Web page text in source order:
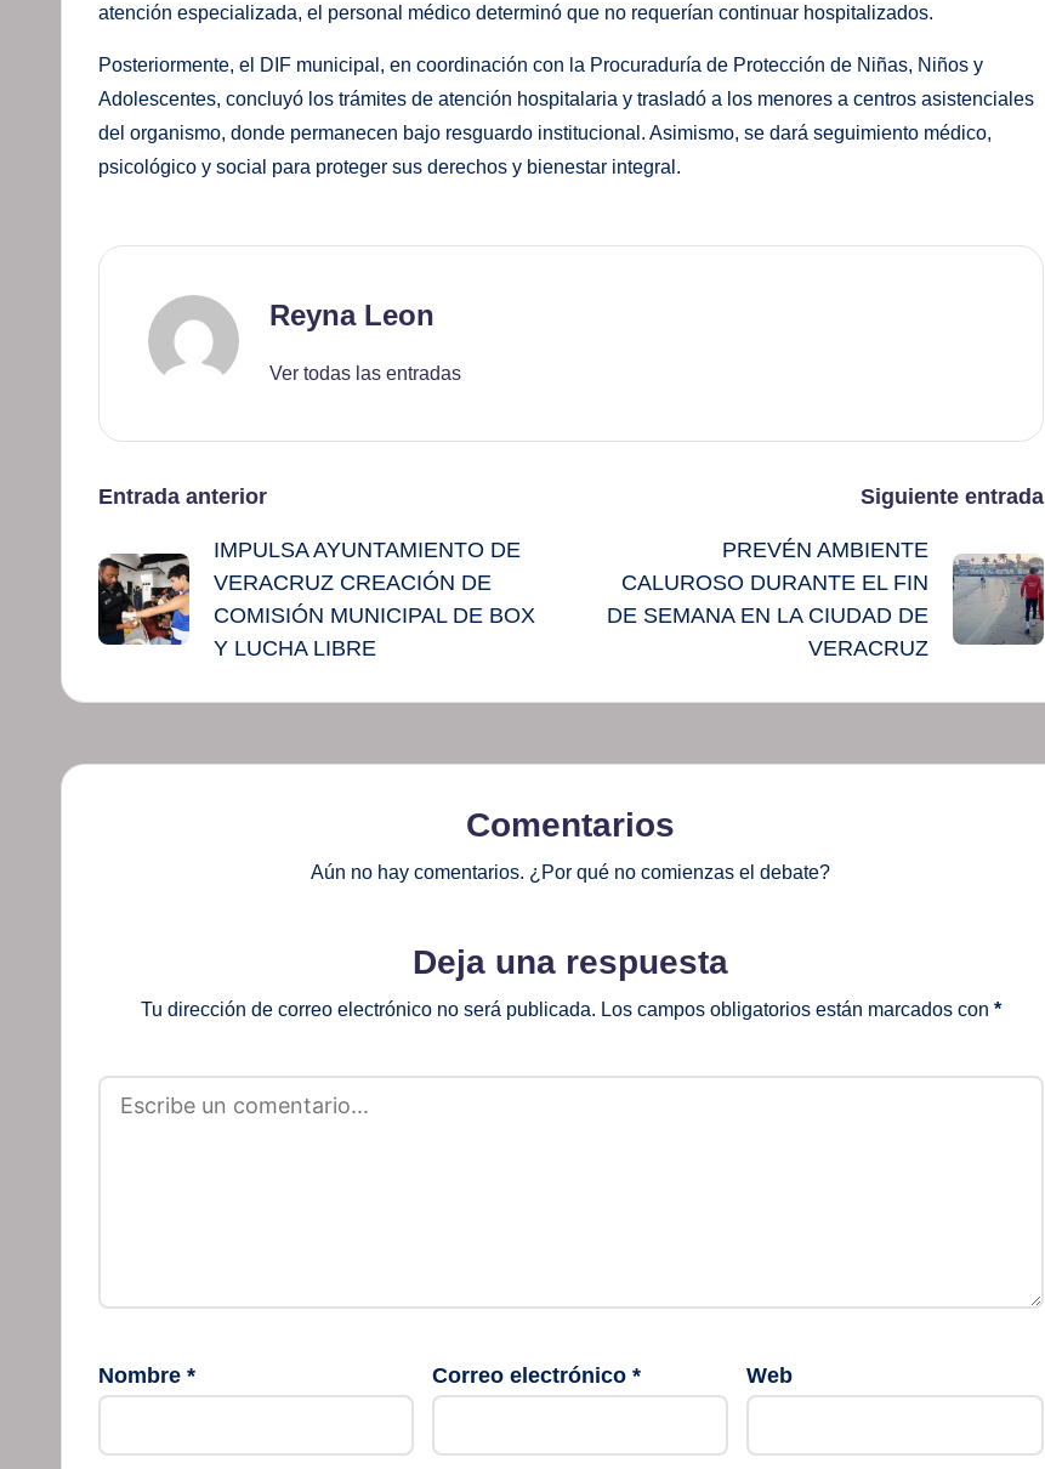
atención especializada, el personal médico determinó que no requerían continuar hospitalizados.
Posteriormente, el DIF municipal, en coordinación con la Procuraduría de Protección de Niñas, Niños y
Adolescentes, concluyó los trámites de atención hospitalaria y trasladó a los menores a centros asistenciales
del organismo, donde permanecen bajo resguardo institucional. Asimismo, se dará seguimiento médico,
psicológico y social para proteger sus derechos y bienestar integral.
Reyna Leon
Ver todas las entradas
Navegación
de
entradas
Entrada anterior
IMPULSA AYUNTAMIENTO DE
VERACRUZ CREACIÓN DE
COMISIÓN MUNICIPAL DE BOX
Y LUCHA LIBRE
Siguiente entrada
PREVÉN AMBIENTE
CALUROSO DURANTE EL FIN
DE SEMANA EN LA CIUDAD DE
VERACRUZ
Comentarios
Aún no hay comentarios. ¿Por qué no comienzas el debate?
Deja una respuesta
Tu dirección de correo electrónico no será publicada. Los campos obligatorios están marcados con *
Nombre * Correo electrónico * Web